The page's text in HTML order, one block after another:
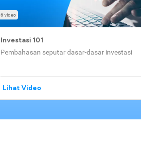
6 video
Investasi 101
Pembahasan seputar dasar-dasar investasi
Lihat Video